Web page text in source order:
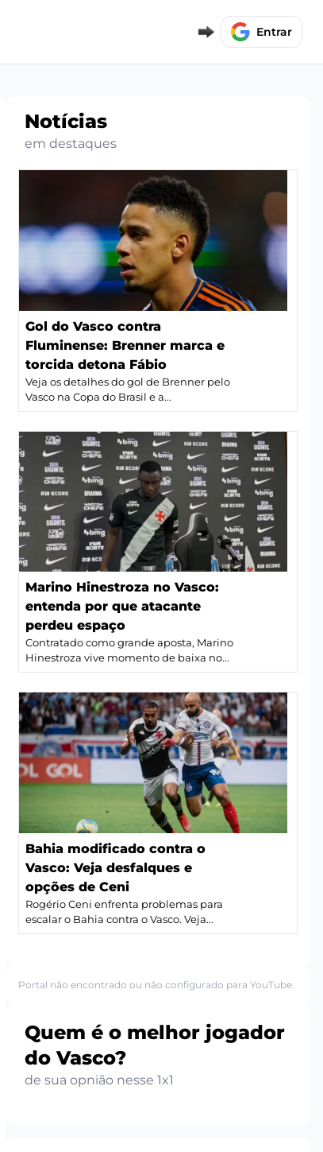
Entrar
Notícias
em destaques
Gol do Vasco contra
Fluminense: Brenner marca e
torcida detona Fábio
Veja os detalhes do gol de Brenner pelo
Vasco na Copa do Brasil e a...
Marino Hinestroza no Vasco:
entenda por que atacante
perdeu espaço
Contratado como grande aposta, Marino
Hinestroza vive momento de baixa no...
Bahia modificado contra o
Vasco: Veja desfalques e
opções de Ceni
Rogério Ceni enfrenta problemas para
escalar o Bahia contra o Vasco. Veja...
Portal não encontrado ou não configurado para YouTube.
Quem é o melhor jogador
do Vasco?
de sua opnião nesse 1x1